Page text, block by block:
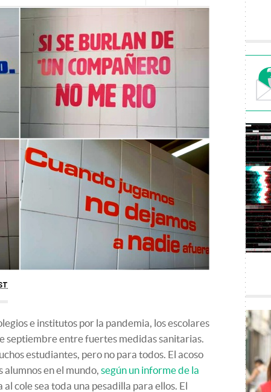
e institutos por la pandemia, los escolares
septiembre entre fuertes medidas sanitarias.
estudiantes, pero no para todos. El acoso
en el mundo, según un informe de la
cole sea toda una pesadilla para ellos. El